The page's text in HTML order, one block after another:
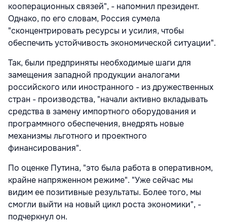
кооперационных связей", - напомнил президент.
Однако, по его словам, Россия сумела
"сконцентрировать ресурсы и усилия, чтобы
обеспечить устойчивость экономической ситуации".
Так, были предприняты необходимые шаги для
замещения западной продукции аналогами
российского или иностранного - из дружественных
стран - производства, "начали активно вкладывать
средства в замену импортного оборудования и
программного обеспечения, внедрять новые
механизмы льготного и проектного
финансирования".
По оценке Путина, "это была работа в оперативном,
крайне напряженном режиме". "Уже сейчас мы
видим ее позитивные результаты. Более того, мы
смогли выйти на новый цикл роста экономики", -
подчеркнул он.